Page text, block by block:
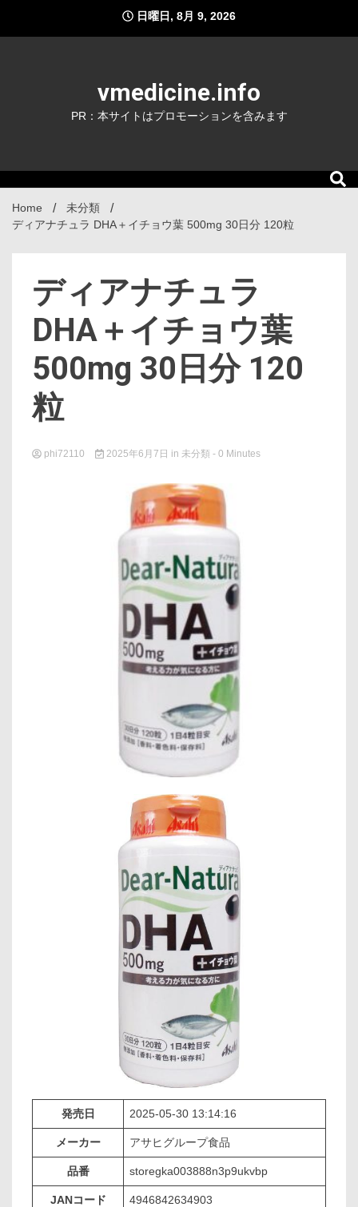
content
日曜日, 8月 9, 2026
vmedicine.info
PR：本サイトはプロモーションを含みます
Home
未分類
ディアナチュラ DHA＋イチョウ葉 500mg 30日分 120粒
ディアナチュラ
DHA＋イチョウ葉
500mg 30日分 120
粒
phi72110 2025年6月7日 in 未分類 - 0 Minutes
発売日 2025-05-30 13:14:16
メーカー アサヒグループ食品
品番 storegka003888n3p9ukvbp
JANコード 4946842634903